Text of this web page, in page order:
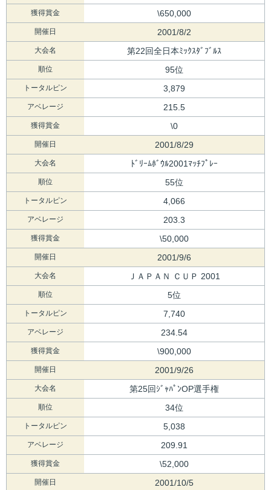
獲得賞金 \650,000
開催日 2001/8/2
大会名 第22回全日本ﾐｯｸｽﾀﾞﾌﾞﾙｽ
順位 95位
トータルピン 3,879
アベレージ 215.5
獲得賞金 \0
開催日 2001/8/29
大会名 ﾄﾞﾘｰﾑﾎﾞｳﾙ2001ﾏｯﾁﾌﾟﾚｰ
順位 55位
トータルピン 4,066
アベレージ 203.3
獲得賞金 \50,000
開催日 2001/9/6
大会名 ＪＡＰＡＮ ＣＵＰ 2001
順位 5位
トータルピン 7,740
アベレージ 234.54
獲得賞金 \900,000
開催日 2001/9/26
大会名 第25回ｼﾞｬﾊﾟﾝOP選手権
順位 34位
トータルピン 5,038
アベレージ 209.91
獲得賞金 \52,000
開催日 2001/10/5